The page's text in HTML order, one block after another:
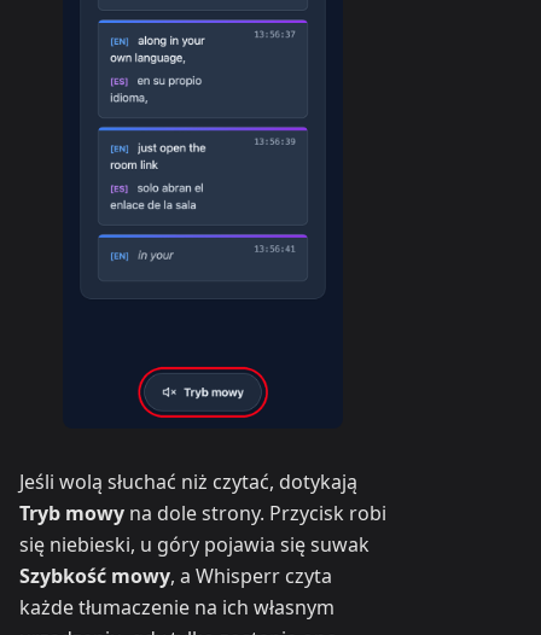
Jeśli wolą słuchać niż czytać, dotykają
Tryb mowy na dole strony. Przycisk robi
się niebieski, u góry pojawia się suwak
Szybkość mowy, a Whisperr czyta
każde tłumaczenie na ich własnym